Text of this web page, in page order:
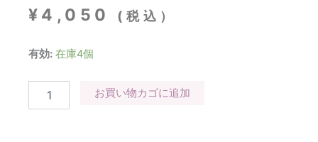
¥ 4,050 (税込）
有効: 在庫4個
枡
点
ッ
お買い物カゴに追加